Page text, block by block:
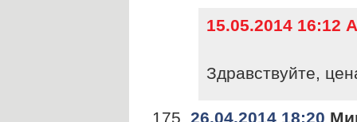
15.05.2014 16:12
Здравствуйте,
26.04.2014 18:20